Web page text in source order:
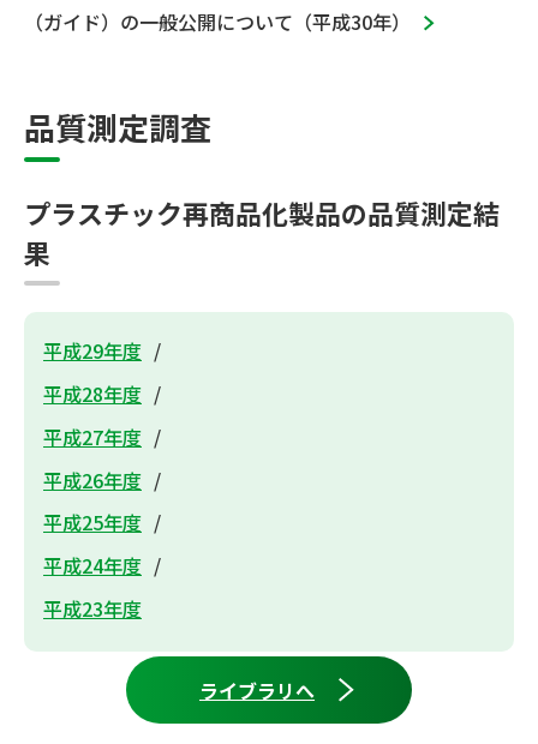
（ガイド）の一般公開について（平成30年）
品質測定調査
プラスチック再商品化製品の品質測定結
果
平成29年度
平成28年度
平成27年度
平成26年度
平成25年度
平成24年度
平成23年度
ライブラリへ